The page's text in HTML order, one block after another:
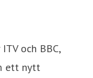
och BBC,
ett nytt